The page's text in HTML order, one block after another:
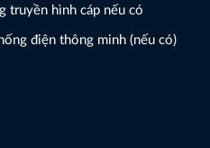
truyền hình cáp nếu có
điện thông minh (nếu có)